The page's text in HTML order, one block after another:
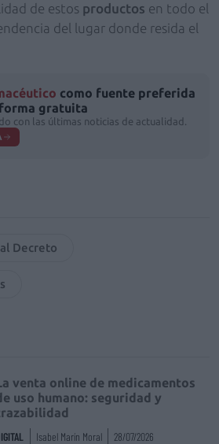
de estos productos en todo el
del lugar donde resida el
como fuente preferida
gratuita
con las últimas noticias de actualidad.
Decreto
venta online de medicamentos
uso humano: seguridad y
Isabel Marín Moral 28/07/2026